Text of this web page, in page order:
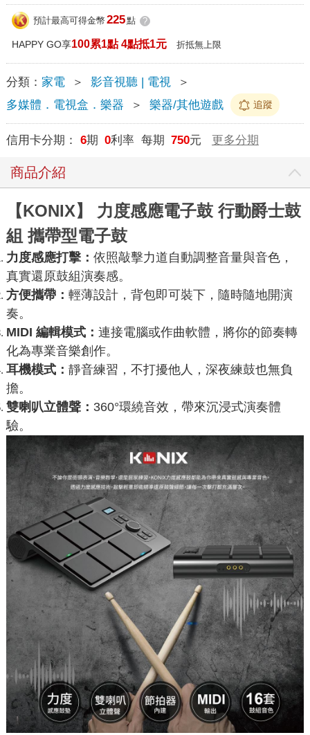
預計最高可得金幣 225點 ?
HAPPY GO享100累1點 4點抵1元 折抵無上限
分類： 家電 ＞ 影音視聽 | 電視
＞
多媒體．電視盒．樂器
＞ 樂器/其他遊戲 追蹤
信用卡分期： 6期 0利率 每期 750元 更多分期
商品介紹
【KONIX】 力度感應電子鼓 行動爵士鼓
組 攜帶型電子鼓
力度感應打擊： 依照敲擊力道自動調整音量與音色，
真實還原鼓組演奏感。
方便攜帶： 輕薄設計，背包即可裝下，隨時隨地開演
奏。
MIDI 編輯模式： 連接電腦或作曲軟體，將你的節奏轉
化為專業音樂創作。
耳機模式： 靜音練習，不打擾他人，深夜練鼓也無負
擔。
雙喇叭立體聲： 360°環繞音效，帶來沉浸式演奏體
驗。